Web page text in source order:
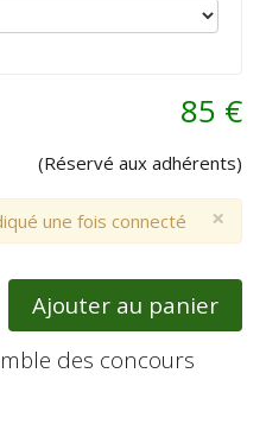
85 €
(Réservé aux adhérents)
×
une fois connecté
Ajouter au panier
des concours